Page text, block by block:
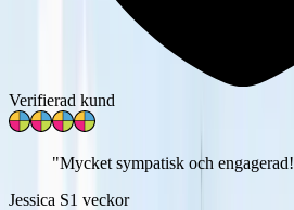
Verifierad kund
"Mycket sympatisk och engagerad!
Jessica S1 veckor